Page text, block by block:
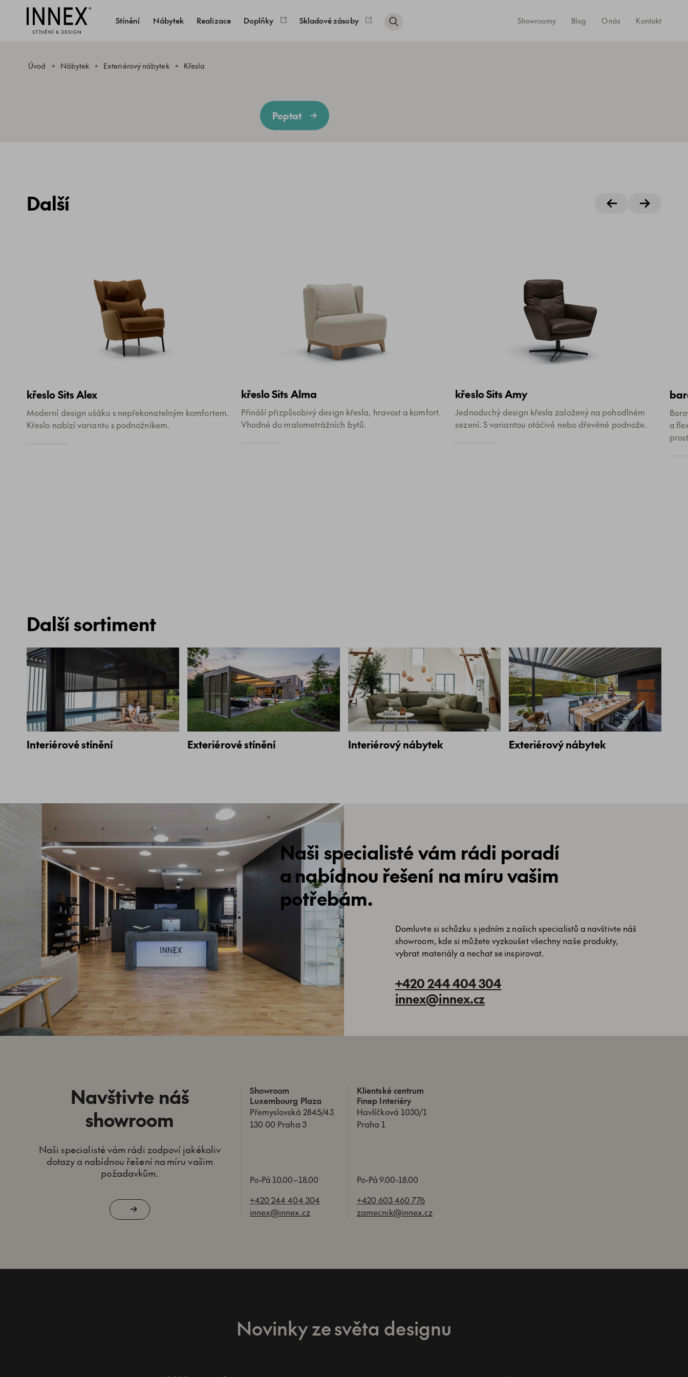
Stínění Nábytek Realizace Doplňky Skladové zásoby Showroomy Blog O nás Kontakt
Úvod Nábytek Exteriérový nábytek Křesla
Poptat
Další
křeslo Sits Alex
Moderní design ušáku s nepřekonatelným komfortem.
Křeslo nabízí variantu s podnožníkem.
křeslo Sits Alma
Přináší přizpůsobivý design křesla, hravost a komfort.
Vhodné do malometrážních bytů.
křeslo Sits Amy
Jednoduchý design křesla založený na pohodlném
sezení. S variantou otáčivé nebo dřevěné podnože.
a
Další sortiment
Interiérové stínění Exteriérové stínění Interiérový nábytek Exteriérový nábytek
Naši specialisté vám rádi poradí
a nabídnou řešení na míru vašim
potřebám.
Domluvte si schůzku s jedním z našich specialistů a navštivte náš
showroom, kde si můžete vyzkoušet všechny naše produkty,
vybrat materiály a nechat se inspirovat.
+420 244 404 304
innex@innex.cz
Navštivte náš
showroom
Naši specialisté vám rádi zodpoví jakékoliv
dotazy a nabídnou řešení na míru vašim
požadavkům.
Showroom
Luxembourg Plaza
Přemyslovská 2845/43
130 00 Praha 3
Po-Pá 10.00–18.00
+420 244 404 304
innex@innex.cz
Klientské centrum
Finep Interiéry
Havlíčková 1030/1
Praha 1
Po-Pá 9.00-18.00
+420 603 460 776
zamecnik@innex.cz
Novinky ze světa designu